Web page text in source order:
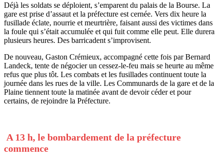
Déjà les soldats se déploient, s’emparent du palais de la Bourse. La
gare est prise d’assaut et la préfecture est cernée. Vers dix heure la
fusillade éclate, nourrie et meurtrière, faisant aussi des victimes dans
la foule qui s’était accumulée et qui fuit comme elle peut. Elle durera
plusieurs heures. Des barricadent s’improvisent.
De nouveau, Gaston Crémieux, accompagné cette fois par Bernard
Landeck, tente de négocier un cessez-le-feu mais se heurte au même
refus que plus tôt. Les combats et les fusillades continuent toute la
journée dans les rues de la ville. Les Communards de la gare et de la
Plaine tiennent toute la matinée avant de devoir céder et pour
certains, de rejoindre la Préfecture.
A 13 h, le bombardement de la préfecture
commence